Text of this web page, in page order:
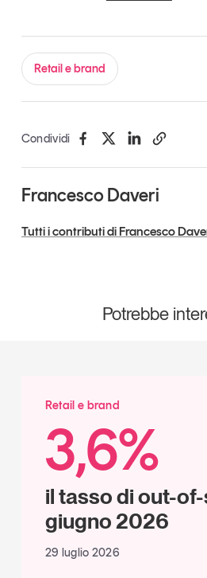
Retail e brand
Condividi
Francesco Daveri
Tutti i contributi di Francesco
Potrebbe
Retail e brand
3,6%
il tasso di out-
giugno 2026
29 luglio 2026